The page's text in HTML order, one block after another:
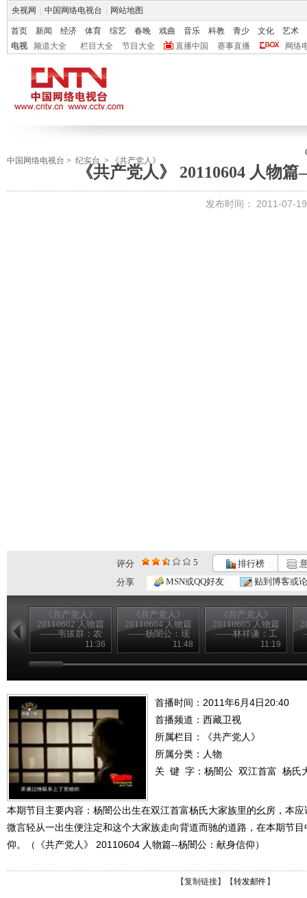
央视网 中国网络电视台 网站地图
首页 新闻 经济 体育 综艺 春晚 戏曲 音乐 科教 青少 文化
艺术
电视
频道大全 栏目大全 节目大全 直播中国 赛事直播 网络
中国网络电视台 > 纪实台 > 《共产党人》
《共产党人》 20110604 人物
发布时间： 2011-07-
评分 5 排行榜
分享
MSN或QQ好友 贴到博客或
《共产党人》
20110602 人物篇
——韦拔群：农
民的好拔哥11:36
《共产党人》
20110604 人物篇
——杨闇公：现
11:48
《共产党人》
20110605 人物篇
——林祥谦：工
11:19
首播时间：2011年6月4日20:40
首播频道： 西藏卫视
所属栏目：
《共产党人》
所属分类：人物
关 键 字： 杨闇公 双江首富 杨氏
本期节目主要内容：杨闇公出生在双江首富杨氏大家族里的幺房，本
微言轻从一出生便注定和这个大家族走向背道而驰的道路，在本期节
仰。（《共产党人》 20110604 人物篇--杨闇公：献身信仰）
【复制链接】【转发邮件 】